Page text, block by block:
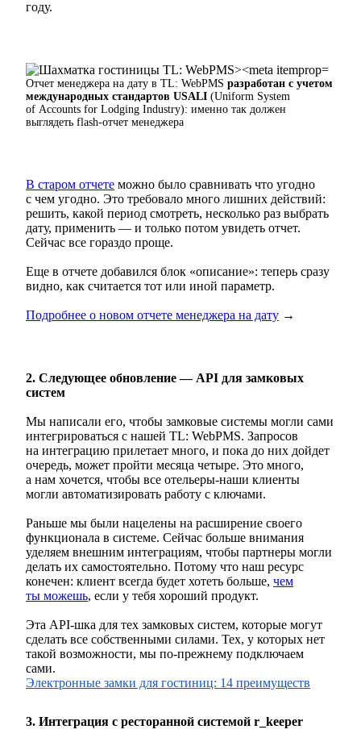
году.
Отчет менеджера на дату в TL: WebPMS разработан с учетом
международных стандартов USALI (Uniform System
of Accounts for Lodging Industry): именно так должен
выглядеть flash-отчет менеджера
В старом отчете можно было сравнивать что угодно
с чем угодно. Это требовало много лишних действий:
решить, какой период смотреть, несколько раз выбрать
дату, применить — и только потом увидеть отчет.
Сейчас все гораздо проще.
Еще в отчете добавился блок «описание»: теперь сразу
видно, как считается тот или иной параметр.
Подробнее о новом отчете менеджера на дату →
2. Следующее обновление — API для замковых
систем
Мы написали его, чтобы замковые системы могли сами
интегрироваться с нашей TL: WebPMS. Запросов
на интеграцию прилетает много, и пока до них дойдет
очередь, может пройти месяца четыре. Это много,
а нам хочется, чтобы все отельеры-наши клиенты
могли автоматизировать работу с ключами.
Раньше мы были нацелены на расширение своего
функционала в системе. Сейчас больше внимания
уделяем внешним интеграциям, чтобы партнеры могли
делать их самостоятельно. Потому что наш ресурс
конечен: клиент всегда будет хотеть больше, чем
ты можешь, если у тебя хороший продукт.
Эта API-шка для тех замковых систем, которые могут
сделать все собственными силами. Тех, у которых нет
такой возможности, мы по-прежнему подключаем
сами.
Электронные замки для гостиниц: 14 преимуществ
3. Интеграция с ресторанной системой r_keeper